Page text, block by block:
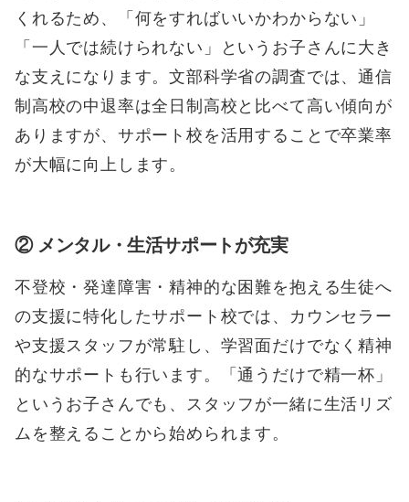
くれるため、「何をすればいいかわからない」
「一人では続けられない」というお子さんに大き
な支えになります。文部科学省の調査では、通信
制高校の中退率は全日制高校と比べて高い傾向が
ありますが、サポート校を活用することで卒業率
が大幅に向上します。
② メンタル・生活サポートが充実
不登校・発達障害・精神的な困難を抱える生徒へ
の支援に特化したサポート校では、カウンセラー
や支援スタッフが常駐し、学習面だけでなく精神
的なサポートも行います。「通うだけで精一杯」
というお子さんでも、スタッフが一緒に生活リズ
ムを整えることから始められます。